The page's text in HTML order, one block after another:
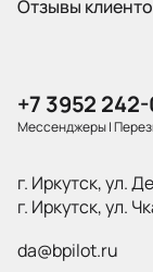
Отзывы
+7 3952
Мессенджеры|
г. Иркутск, ул.
г. Иркутск, ул.
da@bpilot.ru